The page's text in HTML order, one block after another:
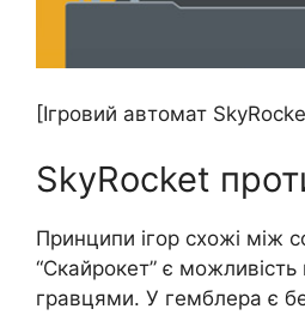
[Ігровий автомат
SkyRocket
Принципи ігор схожі між
“Скайрокет” є можливість
гравцями. У гемблера є